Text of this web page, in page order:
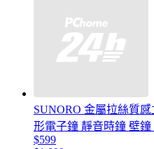
SUNORO 金屬拉絲質
形電子鐘 靜音時鐘 壁
$599